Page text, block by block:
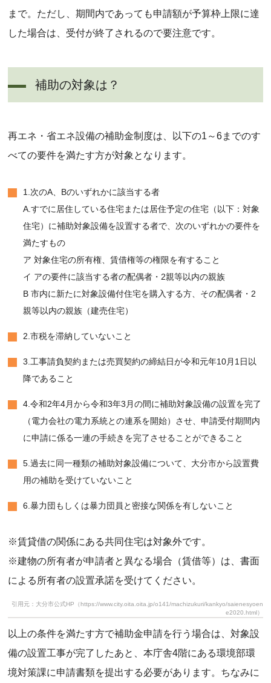
まで。ただし、期間内であっても申請額が予算枠上限に達
した場合は、受付が終了されるので要注意です。
補助の対象は？
再エネ・省エネ設備の補助金制度は、以下の1～6までのす
べての要件を満たす方が対象となります。
1.次のA、Bのいずれかに該当する者
A.すでに居住している住宅または居住予定の住宅（以下：対象
住宅）に補助対象設備を設置する者で、次のいずれかの要件を
満たすもの
ア 対象住宅の所有権、賃借権等の権限を有すること
イ アの要件に該当する者の配偶者・2親等以内の親族
B 市内に新たに対象設備付住宅を購入する方、その配偶者・2
親等以内の親族（建売住宅）
2.市税を滞納していないこと
3.工事請負契約または売買契約の締結日が令和元年10月1日以
降であること
4.令和2年4月から令和3年3月の間に補助対象設備の設置を完了
（電力会社の電力系統との連系を開始）させ、申請受付期間内
に申請に係る一連の手続きを完了させることができること
5.過去に同一種類の補助対象設備について、大分市から設置費
用の補助を受けていないこと
6.暴力団もしくは暴力団員と密接な関係を有しないこと
※賃貸借の関係にある共同住宅は対象外です。
※建物の所有者が申請者と異なる場合（賃借等）は、書面
による所有者の設置承諾を受けてください。
引用元：大分市公式HP（https://www.city.oita.oita.jp/o141/machizukuri/kankyo/saienesyoen
e2020.html）
以上の条件を満たす方で補助金申請を行う場合は、対象設
備の設置工事が完了したあと、本庁舎4階にある環境部環
境対策課に申請書類を提出する必要があります。ちなみに